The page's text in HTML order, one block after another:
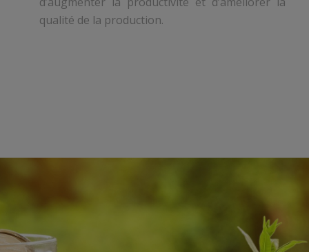
qualité de la production.